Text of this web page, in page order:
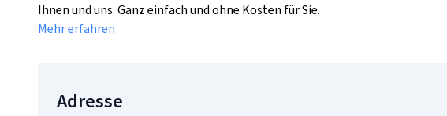
Ihnen und uns. Ganz einfach und ohne Kosten für Sie.
Mehr erfahren
Adresse